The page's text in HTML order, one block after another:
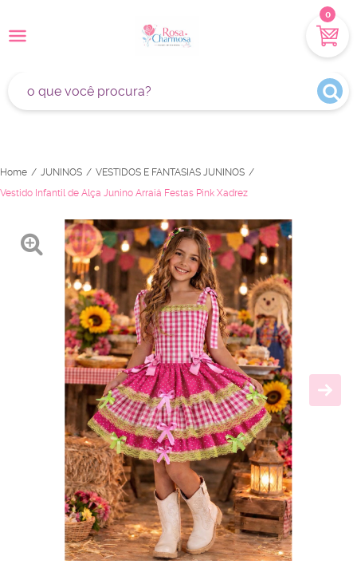
0
Home JUNINOS
VESTIDOS E FANTASIAS JUNINOS
Vestido Infantil de Alça Junino Arraiá Festas Pink Xadrez